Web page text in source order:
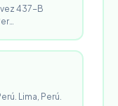
437-B
Lima, Perú.